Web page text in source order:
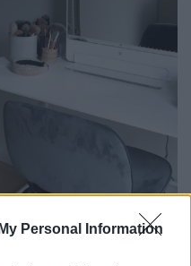
Personal Information